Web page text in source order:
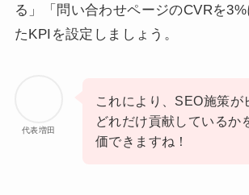
る」「問い合わせページのCVRを
たKPIを設定しましょう。
代表増田
これにより、SEO施策が
どれだけ貢献しているか
価できますね！